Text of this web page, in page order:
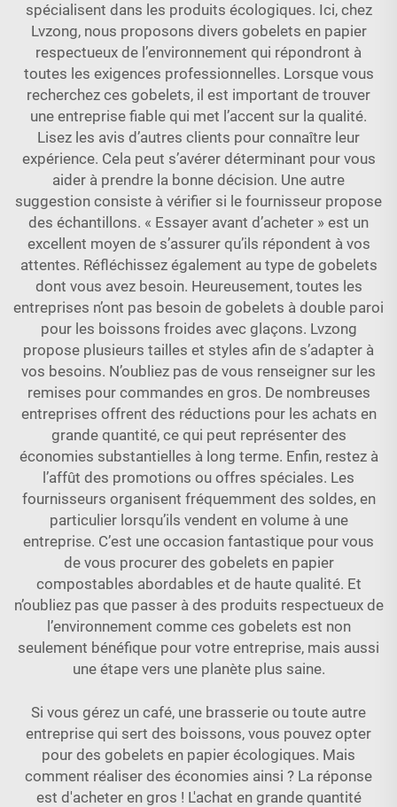
spécialisent dans les produits écologiques. Ici, chez
Lvzong, nous proposons divers gobelets en papier
respectueux de l’environnement qui répondront à
toutes les exigences professionnelles. Lorsque vous
recherchez ces gobelets, il est important de trouver
une entreprise fiable qui met l’accent sur la qualité.
Lisez les avis d’autres clients pour connaître leur
expérience. Cela peut s’avérer déterminant pour vous
aider à prendre la bonne décision. Une autre
suggestion consiste à vérifier si le fournisseur propose
des échantillons. « Essayer avant d’acheter » est un
excellent moyen de s’assurer qu’ils répondent à vos
attentes. Réfléchissez également au type de gobelets
dont vous avez besoin. Heureusement, toutes les
entreprises n’ont pas besoin de gobelets à double paroi
pour les boissons froides avec glaçons. Lvzong
propose plusieurs tailles et styles afin de s’adapter à
vos besoins. N’oubliez pas de vous renseigner sur les
remises pour commandes en gros. De nombreuses
entreprises offrent des réductions pour les achats en
grande quantité, ce qui peut représenter des
économies substantielles à long terme. Enfin, restez à
l’affût des promotions ou offres spéciales. Les
fournisseurs organisent fréquemment des soldes, en
particulier lorsqu’ils vendent en volume à une
entreprise. C’est une occasion fantastique pour vous
de vous procurer des gobelets en papier
compostables abordables et de haute qualité. Et
n’oubliez pas que passer à des produits respectueux de
l’environnement comme ces gobelets est non
seulement bénéfique pour votre entreprise, mais aussi
une étape vers une planète plus saine.
Si vous gérez un café, une brasserie ou toute autre
entreprise qui sert des boissons, vous pouvez opter
pour des gobelets en papier écologiques. Mais
comment réaliser des économies ainsi ? La réponse
est d'acheter en gros ! L'achat en grande quantité